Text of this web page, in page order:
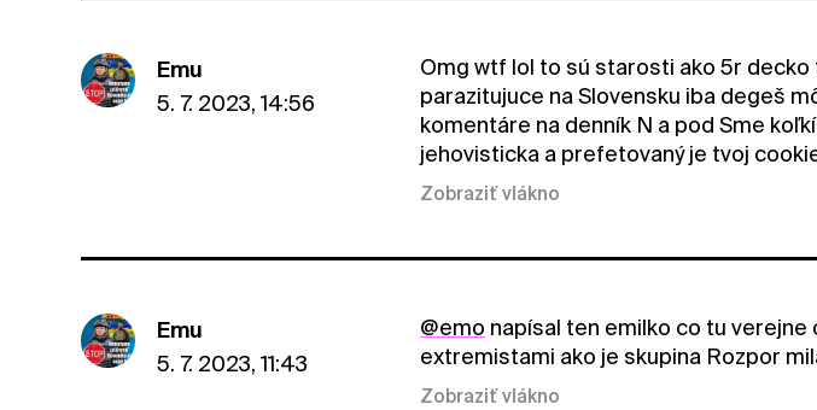
Emu
5. 7. 2023, 14:56
Omg wtf lol to sú starosti ako 5r decko
parazitujuce na Slovensku iba degeš
komentáre na denník N a pod Sme
jehovisticka a prefetovaný je tvoj
Zobraziť vlákno
Emu
5. 7. 2023, 11:43
@emo napísal ten emilko co tu verejne
extremistami ako je skupina Rozpor
Zobraziť vlákno